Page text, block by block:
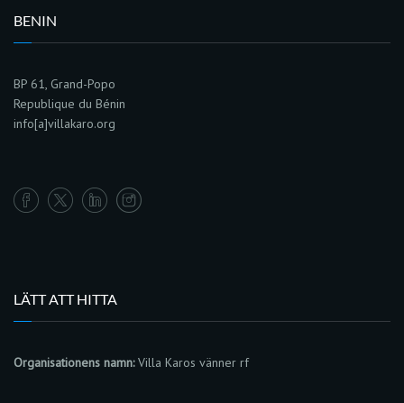
BENIN
BP 61, Grand-Popo
Republique du Bénin
info[a]villakaro.org
LÄTT ATT HITTA
Organisationens namn:Villa Karos vänner rf